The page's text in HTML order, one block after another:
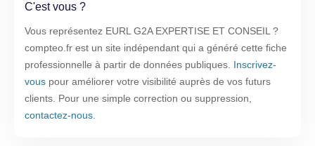
C'est vous ?
Vous représentez EURL G2A EXPERTISE ET CONSEIL ?
compteo.fr est un site indépendant qui a généré cette fiche
professionnelle à partir de données publiques. Inscrivez-
vous pour améliorer votre visibilité auprès de vos futurs
clients. Pour une simple correction ou suppression,
contactez-nous